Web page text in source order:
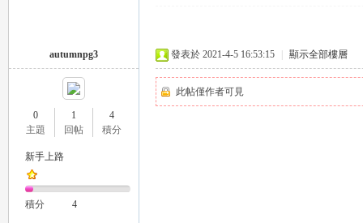
autumnpg3
0
主題
1
回帖
4
積分
新手上路
積分 4
發表於 2021-4-5 16:53:15 顯示全部樓層
此帖僅作者可見